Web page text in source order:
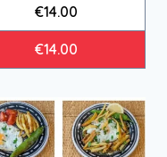
€14.00
€14.00